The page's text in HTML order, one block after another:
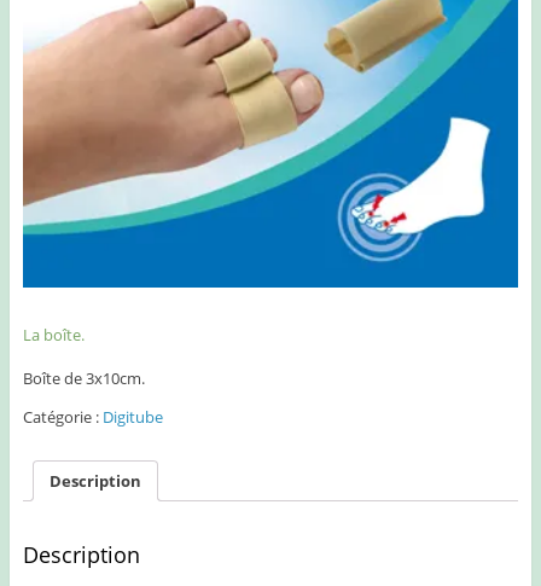
La boîte.
Boîte de 3x10cm.
Catégorie : Digitube
Description
Description